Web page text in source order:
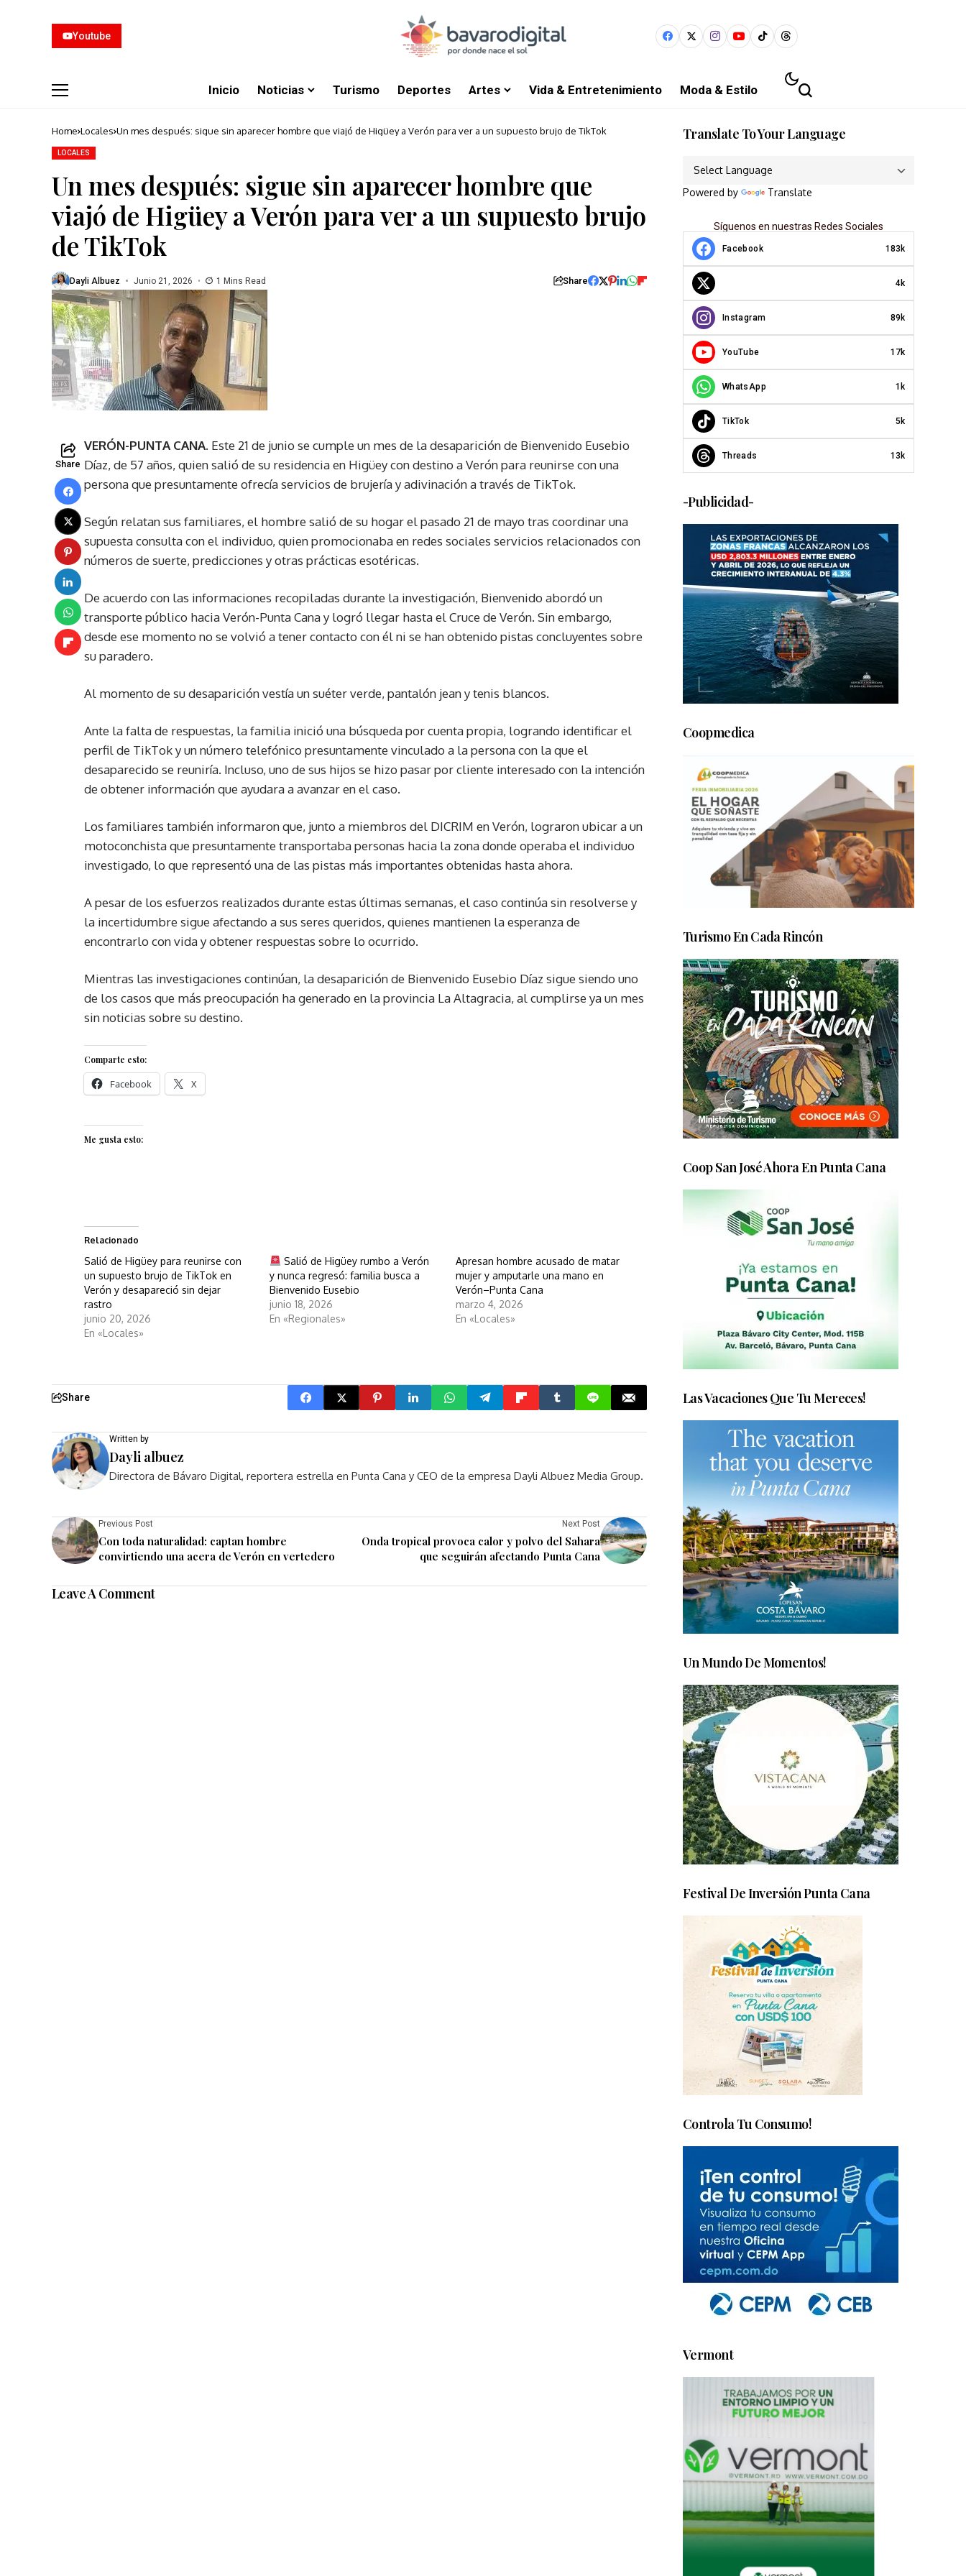
Youtube
Inicio Noticias Turismo Deportes Artes Vida & Entretenimiento Moda & Estilo
Home Locales Un mes después: sigue sin aparecer hombre que viajó de Higüey a Verón para ver a un supuesto brujo de TikTok
LOCALES
Un mes después: sigue sin aparecer hombre que
viajó de Higüey a Verón para ver a un supuesto brujo
de TikTok
Dayli Albuez Junio 21, 2026 1 Mins Read Share
Share
VERÓN-PUNTA CANA. Este 21 de junio se cumple un mes de la desaparición de Bienvenido Eusebio
Díaz, de 57 años, quien salió de su residencia en Higüey con destino a Verón para reunirse con una
persona que presuntamente ofrecía servicios de brujería y adivinación a través de TikTok.
Según relatan sus familiares, el hombre salió de su hogar el pasado 21 de mayo tras coordinar una
supuesta consulta con el individuo, quien promocionaba en redes sociales servicios relacionados con
números de suerte, predicciones y otras prácticas esotéricas.
De acuerdo con las informaciones recopiladas durante la investigación, Bienvenido abordó un
transporte público hacia Verón-Punta Cana y logró llegar hasta el Cruce de Verón. Sin embargo,
desde ese momento no se volvió a tener contacto con él ni se han obtenido pistas concluyentes sobre
su paradero.
Al momento de su desaparición vestía un suéter verde, pantalón jean y tenis blancos.
Ante la falta de respuestas, la familia inició una búsqueda por cuenta propia, logrando identificar el
perfil de TikTok y un número telefónico presuntamente vinculado a la persona con la que el
desaparecido se reuniría. Incluso, uno de sus hijos se hizo pasar por cliente interesado con la intención
de obtener información que ayudara a avanzar en el caso.
Los familiares también informaron que, junto a miembros del DICRIM en Verón, lograron ubicar a un
motoconchista que presuntamente transportaba personas hacia la zona donde operaba el individuo
investigado, lo que representó una de las pistas más importantes obtenidas hasta ahora.
A pesar de los esfuerzos realizados durante estas últimas semanas, el caso continúa sin resolverse y
la incertidumbre sigue afectando a sus seres queridos, quienes mantienen la esperanza de
encontrarlo con vida y obtener respuestas sobre lo ocurrido.
Mientras las investigaciones continúan, la desaparición de Bienvenido Eusebio Díaz sigue siendo uno
de los casos que más preocupación ha generado en la provincia La Altagracia, al cumplirse ya un mes
sin noticias sobre su destino.
Comparte esto:
Facebook X
Me gusta esto:
Relacionado
Salió de Higüey para reunirse con
un supuesto brujo de TikTok en
Verón y desapareció sin dejar
rastro
junio 20, 2026
En «Locales»
Salió de Higüey rumbo a Verón
y nunca regresó: familia busca a
Bienvenido Eusebio
junio 18, 2026
En «Regionales»
Apresan hombre acusado de matar
mujer y amputarle una mano en
Verón–Punta Cana
marzo 4, 2026
En «Locales»
Share
Written by
Dayli albuez
Directora de Bávaro Digital, reportera estrella en Punta Cana y CEO de la empresa Dayli Albuez Media Group.
Previous Post
Con toda naturalidad: captan hombre
convirtiendo una acera de Verón en vertedero
Next Post
Onda tropical provoca calor y polvo del Sahara
que seguirán afectando Punta Cana
Leave A Comment
Translate To Your Language
Powered by Translate
Síguenos en nuestras Redes Sociales
Facebook 183k
4k
Instagram 89k
YouTube 17k
WhatsApp 1k
TikTok 5k
Threads 13k
-Publicidad-
Coopmedica
Turismo En Cada Rincón
Coop San José Ahora En Punta Cana
Las Vacaciones Que Tu Mereces!
Un Mundo De Momentos!
Festival De Inversión Punta Cana
Controla Tu Consumo!
Vermont